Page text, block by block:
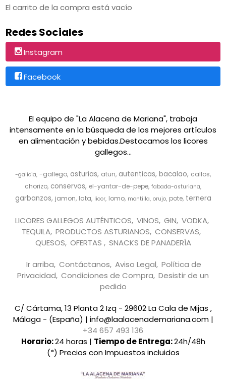
El carrito de la compra está vacío
Redes Sociales
Instagram
Facebook
El equipo de "La Alacena de Mariana", trabaja
intensamente en la búsqueda de los mejores artículos
en alimentación y bebidas.Destacamos los licores
gallegos...
-galicia -gallego asturias atun autenticas bacalao callos
chorizo conservas el-yantar-de-pepe fabada-asturiana
garbanzos jamon lata licor lomo montilla orujo pote ternera
LICORES GALLEGOS AUTÉNTICOS VINOS GIN VODKA
TEQUILA PRODUCTOS ASTURIANOS CONSERVAS
QUESOS OFERTAS SNACKS DE PANADERÍA
Ir arriba Contáctanos Aviso Legal Política de
Privacidad Condiciones de Compra Desistir de un
pedido
C/ Cártama, 13 Planta 2 Izq - 29602 La Cala de Mijas ,
Málaga - (España) | info@laalacenademariana.com |
+34 657 493 136
Horario:24 horas | Tiempo de Entrega:24h/48h
(*) Precios con Impuestos incluidos